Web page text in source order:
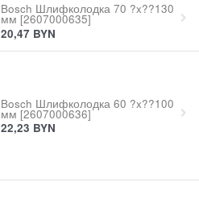
Bosch Шлифколодка 70 ?x??130
мм [2607000635]
20,47 BYN
Bosch Шлифколодка 60 ?x??100
мм [2607000636]
22,23 BYN